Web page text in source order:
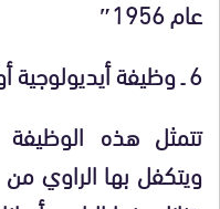
عام 1956″
6 ـ وظيفة أيديولوجية أو تعليقية:
تتمثل هذه
ويتكفل بها الراوي من